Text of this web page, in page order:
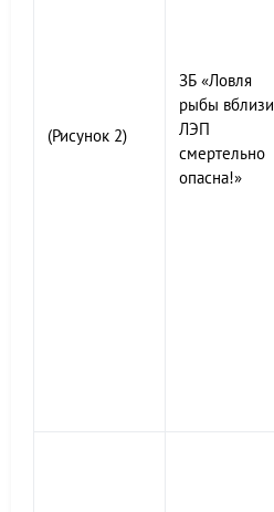
(Рисунок 2)
ЗБ «Ловля
рыбы вблизи
ЛЭП
смертельно
опасна!»